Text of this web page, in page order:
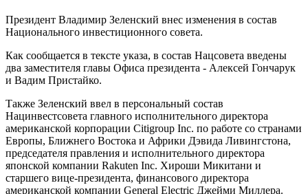
Президент Владимир Зеленский внес изменения в состав
Национального инвестиционного совета.
Как сообщается в тексте указа, в состав Нацсовета введены
два заместителя главы Офиса президента - Алексей Гончарук
и Вадим Пристайко.
Также Зеленский ввел в персональный состав
Нацинвестсовета главного исполнительного директора
американской корпорации Citigroup Inc. по работе со странами
Европы, Ближнего Востока и Африки Дэвида Ливингстона,
председателя правления и исполнительного директора
японской компании Rakuten Inc. Хироши Mикитани и
старшего вице-президента, финансового директора
американской компании General Electric Джейми Миллера.